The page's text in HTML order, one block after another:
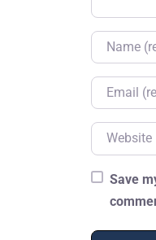
Name
Email
Website
Save